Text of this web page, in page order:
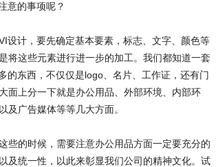
意的事项呢？
计，要先确定基本要素，标志、文字、颜色等
将这些元素进行进一步的加工。我们都知道一套
的东西，不仅仅是logo、名片、工作证，还有门
面上分一下就是办公用品、外部环境、内部环
及广告媒体等等几大方面。
的时候，需要注意办公用品方面一定要充分的
及统一性，以此来彰显我们公司的精神文化。试